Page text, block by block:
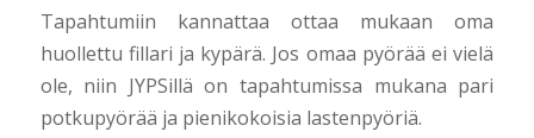
Tapahtumiin kannattaa ottaa mukaan oma
huollettu fillari ja kypärä. Jos omaa pyörää ei vielä
ole, niin JYPSillä on tapahtumissa mukana pari
potkupyörää ja pienikokoisia lastenpyöriä.